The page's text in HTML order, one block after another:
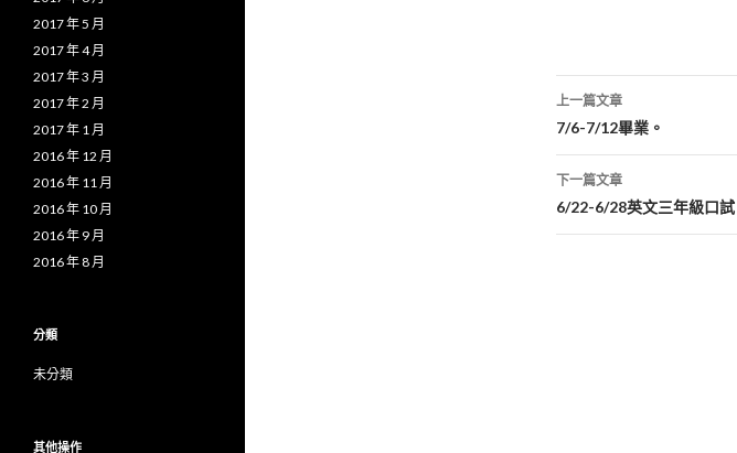
文
章
導
覽
列
上一篇文章
7/6-7/12畢業。
下一篇文章
6/22-6/28英文三年級口試
2017 年 5 月
2017 年 4 月
2017 年 3 月
2017 年 2 月
2017 年 1 月
2016 年 12 月
2016 年 11 月
2016 年 10 月
2016 年 9 月
2016 年 8 月
分類
未分類
其他操作